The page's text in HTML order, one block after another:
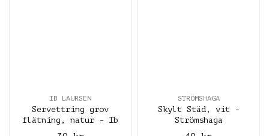
IB LAURSEN
Servettring grov
flätning, natur - Ib
Laursen
STRÖMSHAGA
Skylt Städ, vit -
Strömshaga